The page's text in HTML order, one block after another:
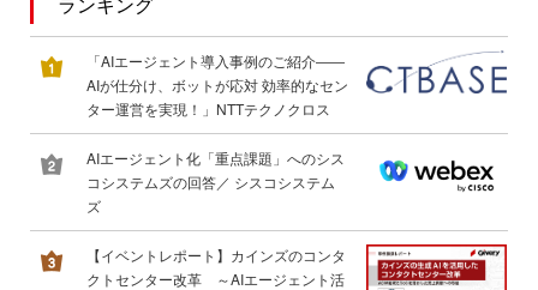
「AIエージェント導入事例のご紹介――
AIが仕分け、ボットが応対 効率的なセン
ター運営を実現！」NTTテクノクロス
AIエージェント化「重点課題」へのシス
コシステムズの回答／ シスコシステム
ズ
【イベントレポート】カインズのコンタ
クトセンター改革 ～AIエージェント活